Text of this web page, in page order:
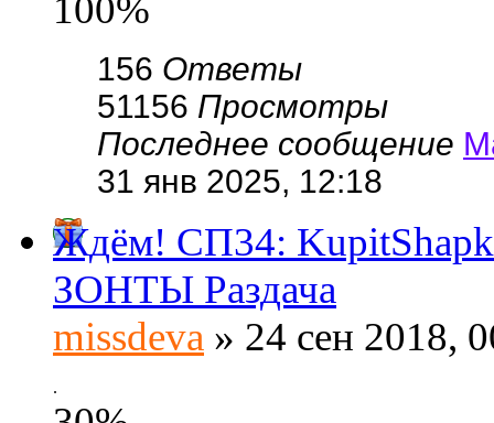
100%
156 Ответы
51156 Просмотры
Последнее сообщение
31 янв 2025, 12:18
Ждём! СП34:
ЗОНТЫ Раздача
missdeva » 24 сен 2018,
.